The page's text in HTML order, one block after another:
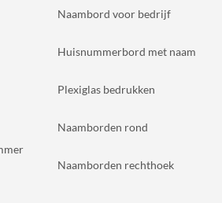
Naambord voor bedrijf
Huisnummerbord met naam
Plexiglas bedrukken
Naamborden rond
Naamborden rechthoek